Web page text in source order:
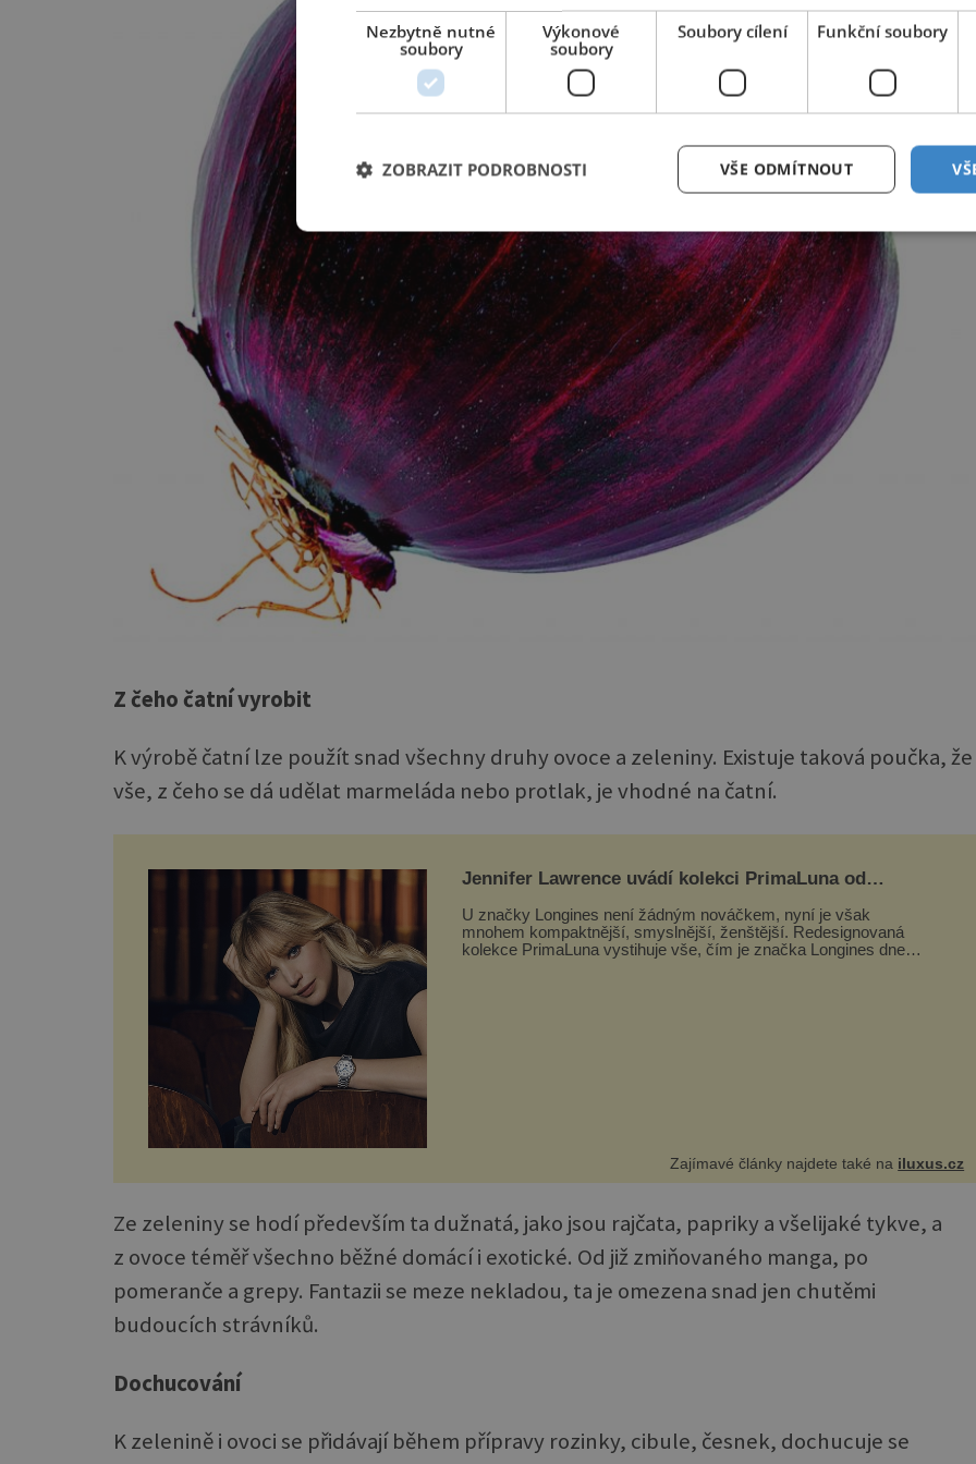
Z čeho čatní vyrobit
K výrobě čatní lze použít snad všechny druhy ovoce a zeleniny. Existuje taková poučka, že
vše, z čeho se dá udělat marmeláda nebo protlak, je vhodné na čatní.
Jennifer Lawrence uvádí kolekci PrimaLuna od
U značky Longines není žádným nováčkem, nyní je však
mnohem kompaktnější, smyslnější, ženštější. Redesignovaná
kolekce PrimaLuna vystihuje vše, čím je značka Longines dnes
Zajímavé články najdete také na iluxus.cz
Ze zeleniny se hodí především ta dužnatá, jako jsou rajčata, papriky a všelijaké tykve, a
z ovoce téměř všechno běžné domácí i exotické. Od již zmiňovaného manga, po
pomeranče a grepy. Fantazii se meze nekladou, ta je omezena snad jen chutěmi
budoucích strávníků.
Dochucování
K zelenině i ovoci se přidávají během přípravy rozinky, cibule, česnek, dochucuje se
Nezbytně nutné
soubory
Výkonové
soubory
Soubory cílení Funkční soubory
VŠE ODMÍTNOUT
ZOBRAZIT PODROBNOSTI